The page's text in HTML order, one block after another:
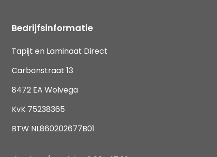
Bedrijfsinformatie
Tapijt en Laminaat Direct
Carbonstraat 13
8472 EA Wolvega
KvK 75238365
BTW NL860202677B01